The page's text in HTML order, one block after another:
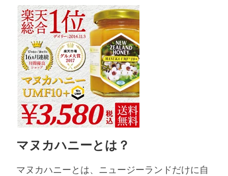
マヌカハニーとは？
マヌカハニーとは、ニュージーランドだけに自